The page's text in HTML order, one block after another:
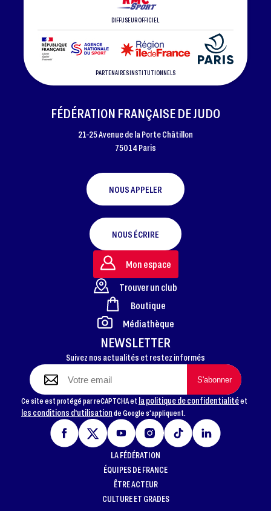
DIFFUSEUR OFFICIEL
PARTENAIRES INSTITUTIONNELS
FOOTER
FÉDÉRATION FRANÇAISE DE JUDO
21-25 Avenue de la Porte Châtillon
75014 Paris
NOUS APPELER
NOUS ÉCRIRE
NEWSLETTER
Suivez nos actualités et restez informés
Ce site est protégé par reCAPTCHA et la politique de confidentialitéet
les conditions d'utilisationde Google s'appliquent.
Mon espace
Trouver un club
Boutique
Médiathèque
LA FÉDÉRATION
ÉQUIPES DE FRANCE
ÊTRE ACTEUR
CULTURE ET GRADES